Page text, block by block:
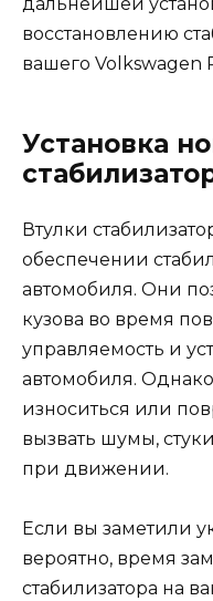
восстановлению
вашего Volkswagen
Установка
Втулки
обеспечении
автомобиля. Они
кузова во время
управляемость и
автомобиля.
износиться или
вызвать шумы,
при движении.
Если вы заметили
вероятно, время
стабилизатора на